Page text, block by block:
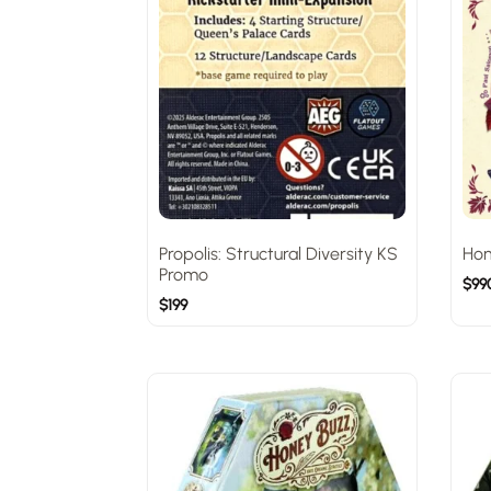
Propolis: Structural Diversity KS
Promo
$199
$